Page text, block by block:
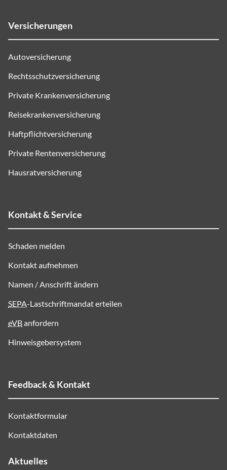
Versicherungen
Autoversicherung
Rechtsschutzversicherung
Private Krankenversicherung
Reisekrankenversicherung
Haftpflichtversicherung
Private Rentenversicherung
Hausratversicherung
Kontakt & Service
Schaden melden
Kontakt aufnehmen
Namen / Anschrift ändern
SEPA-Lastschriftmandat erteilen
eVBanfordern
Hinweisgebersystem
Feedback & Kontakt
Kontaktformular
Kontaktdaten
Aktuelles